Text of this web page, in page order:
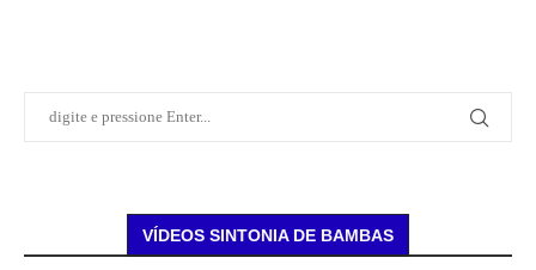
VÍDEOS SINTONIA DE BAMBAS